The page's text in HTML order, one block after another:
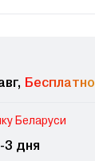
Бесплатно
Беларуси
3 дня